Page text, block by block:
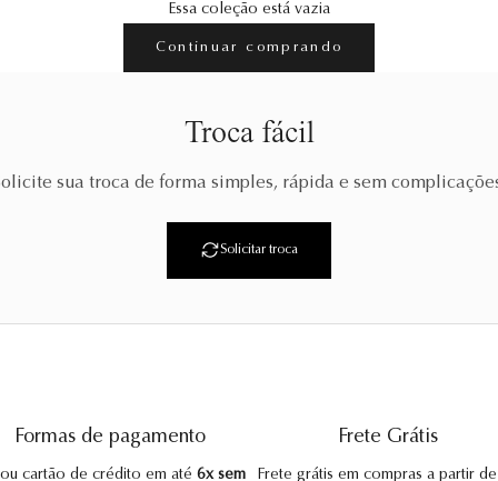
Essa coleção está vazia
Continuar comprando
Troca fácil
sua troca de forma simples, rápida e sem
Solicitar troca
Formas de pagamento
ou cartão de crédito em até6x sem
Frete Grátis
Frete grátis em compras a partir